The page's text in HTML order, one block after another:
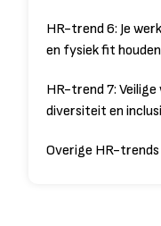
HR-trend 6: Je
en fysiek fit houden
HR-trend 7: Veilige
diversiteit en
Overige HR-trends